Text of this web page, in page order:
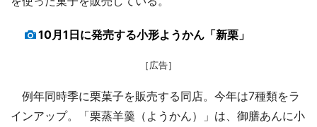
10月1日に発売する小形ようかん「新栗」
［広告］
例年同時季に栗菓子を販売する同店。今年は7種類をラ
インアップ。「栗蒸羊羹（ようかん）」は、御膳あんに小